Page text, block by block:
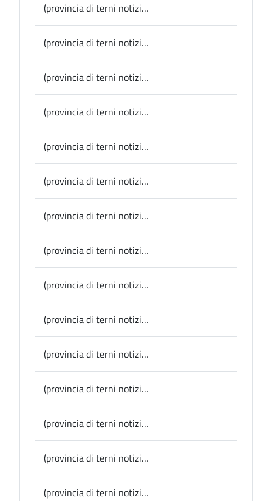
(provincia di terni notizie) La Presidente Pernazza al Coordinamento CittaSlow International di Damme (Belgio), presentato il progetto Amerino Tipico
(provincia di terni notizie) Narni, un bando per opere artistiche legate al cinema come rigenerazione urbana dello scalo
(provincia di terni notizie) Avigliano Umbro, domenica in biblioteca il ricordo di Rino Gaetano per la Giornata contro le mafie
(provincia di terni notizie) Porano, Alice Rohrwacher al teatro Santa Cristina Il Comune ha dedicato una targa al marchese Serafini
(provincia di terni notizie) Narni, il Sindaco Lucarelli annuncia la seconda edizione degli Stati Generali del Turismo e della Cultura: “Nonostante i lodevoli sforzi manca ancora un’identità condivisa”
(provincia di terni notizie) Provincia, viabilità: iniziati i lavori di riqualificazione stradale a Orvieto, Castel Viscardo e Porano
(provincia di terni notizie) L’Ambasciatore dell’Azerbaigian Aslanov ad Amelia: accolto oggi dalla Presidente della Provincia e Sindaco Laura Pernazza
(provincia di terni notizie) Parrano fra i Comuni che puntano sul turismo degli italo discendenti
(provincia di terni notizie) Provincia, acquistate due decespugliatrici idrauliche per le manutenzioni stradali
(provincia di terni notizie) Giovani in Gioco-Game Chef: Orvieto vince al fotofinish la sfida con Terni, grande successo per la due giorni organizzata dalla Provincia; ieri la serata finale con la cena al Casagrande-Cesi
(provincia di terni notizie) Motori, torna domenica la Cesi scalo-Cesi per auto storiche: sarà il prologo di “Supercarslot” organizzata da “Autodepocaeventi”
(provincia di terni notizie) “Giovani in Gioco–Game Chef”, grande successo per la prima giornata a Orvieto; oggi la sfida conclusiva a Terni con le gare sportive e la cena al Casagrande-Cesi
(provincia di terni notizie) Narni, proseguono le iniziative per la Giornata Internazionale della Donna: venerdì a Palazzo Eroli la presentazione del libro di Maura Zamola
(provincia di terni notizie) Alviano, una borsa di studio dell’Università di Perugia per una ricerca sul Dominio collettivo
(provincia di terni notizie) Conferenza stampa in Provincia: arriva la “Cesi Parade”, l’evento dedicato alle auto storiche – venerdì 15 marzo